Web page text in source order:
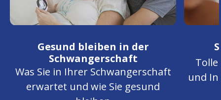
Gesund bleiben in der
Schwangerschaft
Was Sie in Ihrer Schwangerschaft
erwartet und wie Sie gesund
und